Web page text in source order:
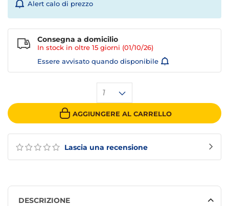
Lascia una recensione
Alert calo di prezzo
1
AGGIUNGERE AL CARRELLO
Consegna a domicilio
In stock in oltre 15 giorni (01/10/26)
Essere avvisato quando disponibile
DESCRIZIONE